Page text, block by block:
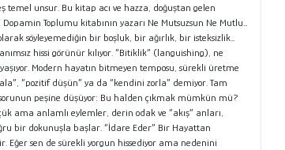
temel unsur. Bu kitap acı ve hazza, doğuştan gelen
Toplumu kitabının yazarı Ne Mutsuzsun Ne Mutlu…
söyleyemediğin bir boşluk, bir ağırlık, bir isteksizlik…
hissi görünür kılıyor. “Bitiklik” (languishing), ne
Modern hayatın bitmeyen temposu, sürekli üretme
“pozitif düşün” ya da “kendini zorla” demiyor. Tam
peşine düşüyor: Bu halden çıkmak mümkün mü?
ama anlamlı eylemler, derin odak ve “akış” anları,
bir dokunuşla başlar. “İdare Eder” Bir Hayattan
Eğer sen de sürekli yorgun hissediyor ama nedenini